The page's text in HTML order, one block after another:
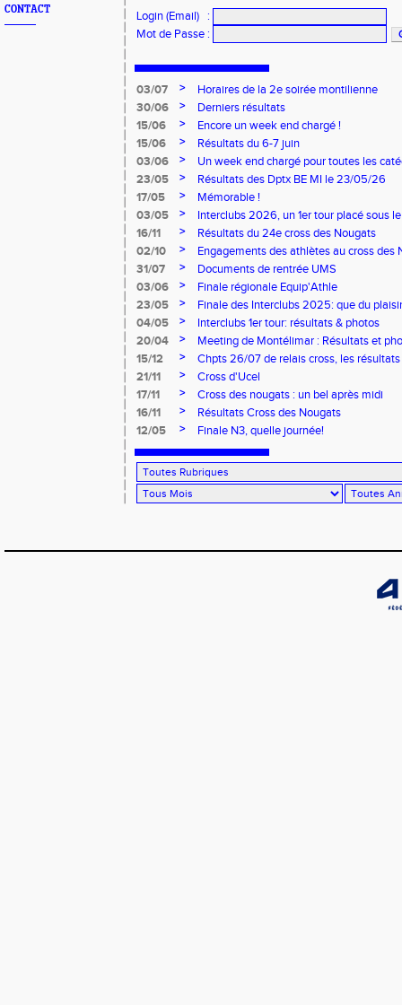
CONTACT Login (Email)
:
Mot de Passe :
03/07 >
Horaires de la 2e soirée montilienne
30/06
>
Derniers résultats
15/06
>
Encore un week end chargé !
15/06
>
Résultats du 6-7 juin
03/06
>
Un week end chargé pour toutes les
23/05
>
Résultats des Dptx BE MI le 23/05/26
17/05
>
Mémorable !
03/05
>
Interclubs 2026, un 1er tour placé sous
16/11
>
Résultats du 24e cross des Nougats
02/10
>
Engagements des athlètes au cross des
31/07
>
Documents de rentrée UMS
03/06
>
Finale régionale Equip'Athle
23/05
>
Finale des Interclubs 2025: que du plaisir
04/05
>
Interclubs 1er tour: résultats & photos
20/04
>
Meeting de Montélimar : Résultats et
15/12
>
Chpts 26/07 de relais cross, les résultats
21/11
>
Cross d'Ucel
17/11
>
Cross des nougats : un bel après midi
16/11
>
Résultats Cross des Nougats
12/05
> Finale N3, quelle journée!